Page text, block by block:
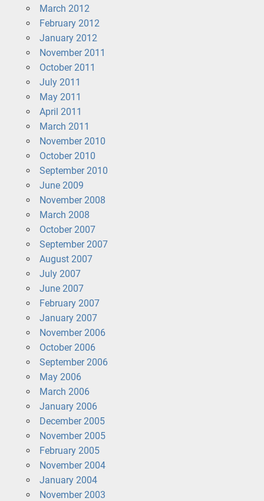
March 2012
February 2012
January 2012
November 2011
October 2011
July 2011
May 2011
April 2011
March 2011
November 2010
October 2010
September 2010
June 2009
November 2008
March 2008
October 2007
September 2007
August 2007
July 2007
June 2007
February 2007
January 2007
November 2006
October 2006
September 2006
May 2006
March 2006
January 2006
December 2005
November 2005
February 2005
November 2004
January 2004
November 2003